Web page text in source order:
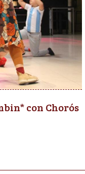
con Chorós